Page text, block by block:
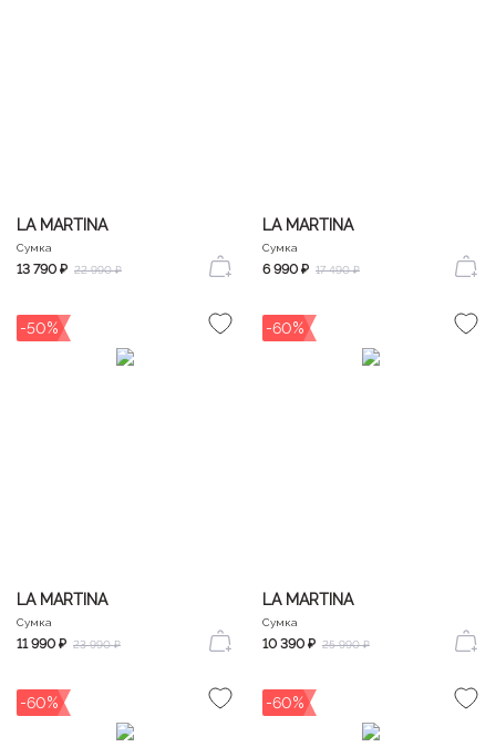
LA MARTINA
Сумка
13 790 ₽ 22 990 ₽
LA MARTINA
Сумка
6 990 ₽ 17 490 ₽
-50%
LA MARTINA
Сумка
11 990 ₽ 23 990 ₽
-60%
LA MARTINA
Сумка
10 390 ₽ 25 990 ₽
-60% -60%